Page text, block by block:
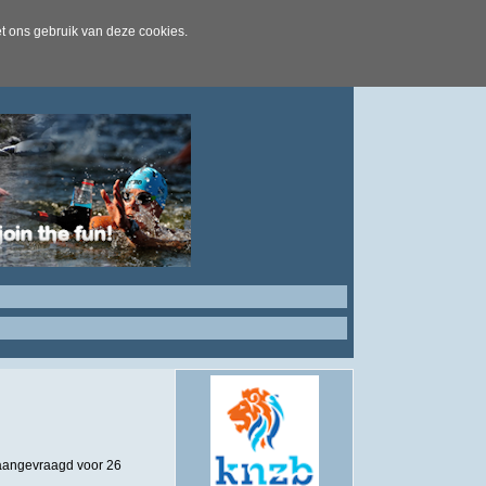
ons gebruik van deze cookies.
voor 26